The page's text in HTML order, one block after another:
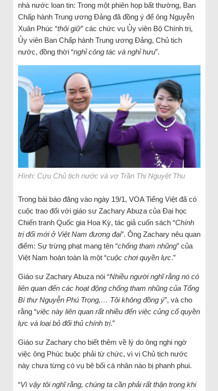
nhà nước loan tin: Trong một phiên họp bất thường, Ban
Chấp hành Trung ương Đảng đã đồng ý để ông Nguyễn
Xuân Phúc “thôi giữ” các chức vụ Ủy viên Bộ Chính trị,
Ủy viên Ban Chấp hành Trung ương Đảng, Chủ tịch
nước, đồng thời “nghỉ công tác và nghỉ hưu”.
Hình: Cựu Chủ tịch nước và vợ Trần Thị Nguyệt Thu
Trong bài báo đăng vào ngày 19/1, VOA Tiếng Việt đã có
cuộc trao đổi với giáo sư Zachary Abuza của Đại học
Chiến tranh Quốc gia Hoa Kỳ, tác giả cuốn sách “Chính
trị đổi mới ở Việt Nam đương đại”. Ông Zachary nêu quan
điểm: Sự trừng phạt mang tên “chống tham nhũng” của
Việt Nam hoàn toàn là một “cuộc chơi quyền lực.”
Giáo sư Zachary Abuza nói “Nhiều người nghĩ rằng nó có
liên quan đến các hoạt động chống tham nhũng của Tổng
Bí thư Nguyễn Phú Trọng,… Tôi không đồng ý”, và cho
rằng “việc này liên quan rất nhiều đến việc củng cố quyền
lực và loại bỏ đối thủ chính trị.”
Giáo sư Zachary cho biết thêm về lý do ông nghi ngờ
việc ông Phúc buộc phải từ chức, vì vị Chủ tịch nước
này chưa từng có vụ bê bối cá nhân nào bị phanh phui.
“Vì vậy tôi nghĩ rằng, chúng ta cần phải rất thận trọng khi